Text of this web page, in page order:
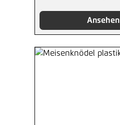
Ansehen